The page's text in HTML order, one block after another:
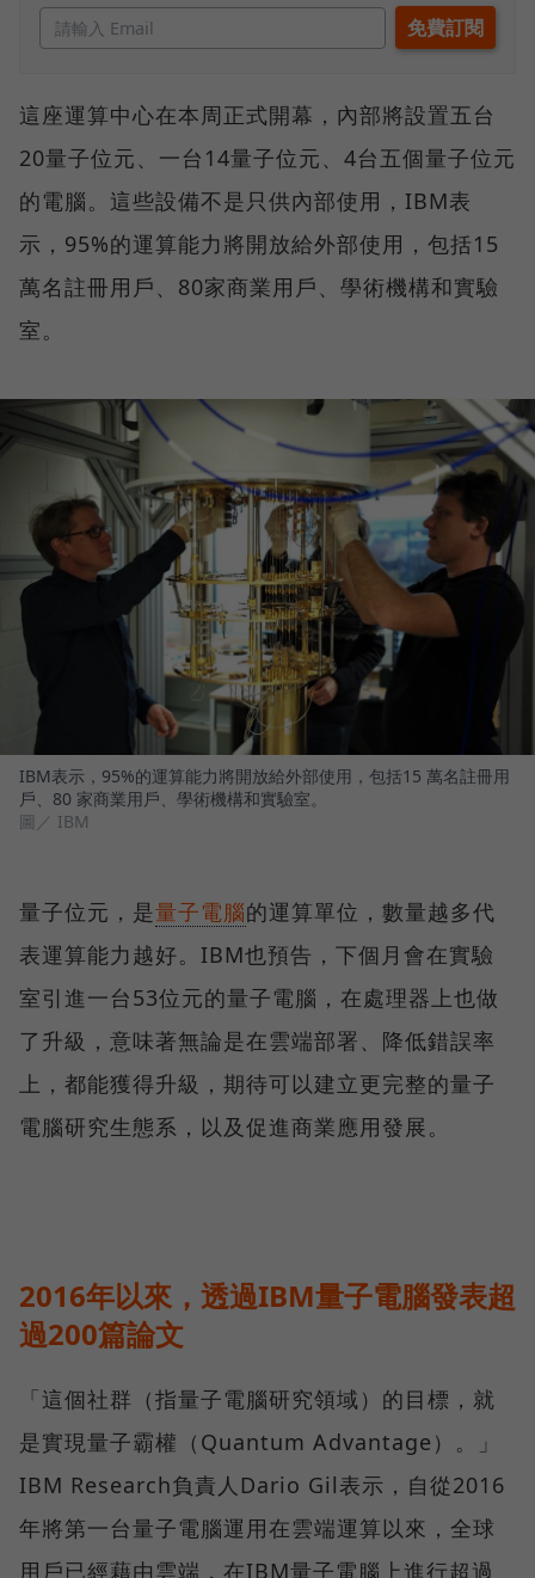
這座運算中心在本周正式開幕，內部將設置五台
20量子位元、一台14量子位元、4台五個量子位元
的電腦。這些設備不是只供內部使用，IBM表
示，95%的運算能力將開放給外部使用，包括15
萬名註冊用戶、80家商業用戶、學術機構和實驗
室。
IBM表示，95%的運算能力將開放給外部使用，包括15 萬名註冊用
戶、80 家商業用戶、學術機構和實驗室。
圖／ IBM
量子位元，是量子電腦的運算單位，數量越多代
表運算能力越好。IBM也預告，下個月會在實驗
室引進一台53位元的量子電腦，在處理器上也做
了升級，意味著無論是在雲端部署、降低錯誤率
上，都能獲得升級，期待可以建立更完整的量子
電腦研究生態系，以及促進商業應用發展。
2016年以來，透過IBM量子電腦發表超
過200篇論文
「這個社群（指量子電腦研究領域）的目標，就
是實現量子霸權（Quantum Advantage）。」
IBM Research負責人Dario Gil表示，自從2016
年將第一台量子電腦運用在雲端運算以來，全球
用戶已經藉由雲端，在IBM量子電腦上進行超過